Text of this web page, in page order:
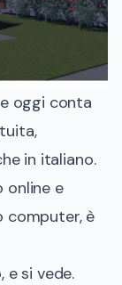
oggi conta
in italiano.
online e
computer, è
e si vede.